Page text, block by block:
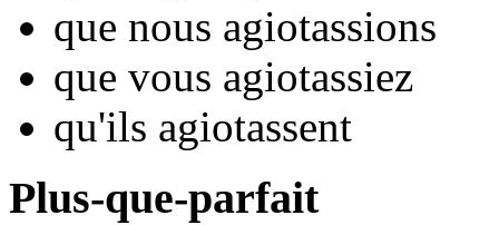
que nous agiotassions
que vous agiotassiez
qu'ils agiotassent
Plus-que-parfait